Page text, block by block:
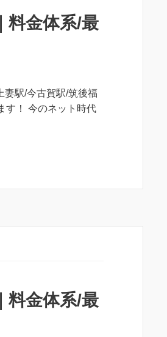
料金体系/最
妻駅/今古賀駅/筑後福
す！ 今のネット時代
料金体系/最